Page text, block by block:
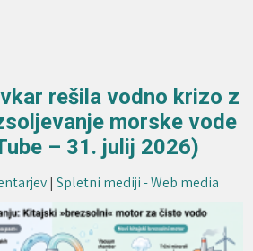
rešila vodno krizo z
morske vode
– 31. julij 2026)
|Spletni mediji - Web media